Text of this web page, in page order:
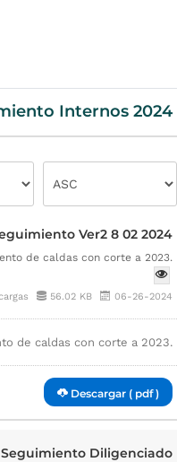
Internos 2024
Ver2 8 02 2024
de caldas con corte a 2023.
56.02 KB 06-26-2024
de caldas con corte a 2023.
Descargar ( pdf )
Diligenciado